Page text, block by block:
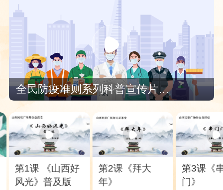
全民防疫准则系列科普宣传片（16集）
第1课 《山西好
风光》普及版
第2课《拜大
年》
第3课《
门》